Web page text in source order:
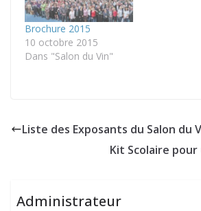
Brochure 2015
10 octobre 2015
Dans "Salon du Vin"
Liste des Exposants du Salon du
Kit Scolaire
Administrateur